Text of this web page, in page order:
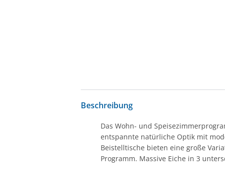
Beschreibung
Das Wohn- und
entspannte natürliche Optik mit
Beistelltische bieten eine große
Programm. Massive Eiche in 3